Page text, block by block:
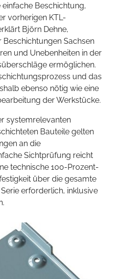
Beschichtung,
vorherigen KTL-
Björn Dehne,
Sachsen
und Unebenheiten in der
ermöglichen.
und das
ebenso nötig wie eine
der Werkstücke.
systemrelevanten
Bauteile gelten
an die
Sichtprüfung reicht
technische 100-Prozent-
über die gesamte
erforderlich, inklusive